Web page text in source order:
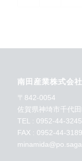
南田産業株式会社
〒842-0054
佐賀県神埼市千代
TEL : 0952-44-3245
FAX : 0952-44-3189